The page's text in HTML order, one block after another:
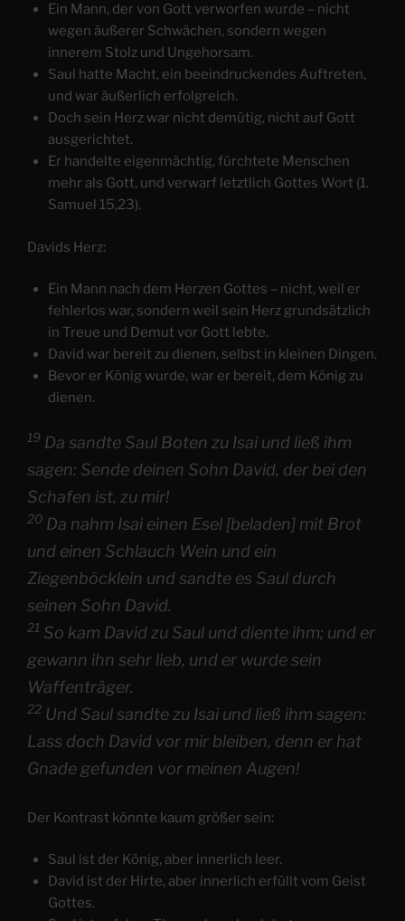
Ein Mann, der von Gott verworfen wurde – nicht
wegen äußerer Schwächen, sondern wegen
innerem Stolz und Ungehorsam.
Saul hatte Macht, ein beeindruckendes Auftreten,
und war äußerlich erfolgreich.
Doch sein Herz war nicht demütig, nicht auf Gott
ausgerichtet.
Er handelte eigenmächtig, fürchtete Menschen
mehr als Gott, und verwarf letztlich Gottes Wort (1.
Samuel 15,23).
Davids Herz:
Ein Mann nach dem Herzen Gottes – nicht, weil er
fehlerlos war, sondern weil sein Herz grundsätzlich
in Treue und Demut vor Gott lebte.
David war bereit zu dienen, selbst in kleinen Dingen.
Bevor er König wurde, war er bereit, dem König zu
dienen.
19 Da sandte Saul Boten zu Isai und ließ ihm
sagen: Sende deinen Sohn David, der bei den
Schafen ist, zu mir!
20 Da nahm Isai einen Esel [beladen] mit Brot
und einen Schlauch Wein und ein
Ziegenböcklein und sandte es Saul durch
seinen Sohn David.
21 So kam David zu Saul und diente ihm; und er
gewann ihn sehr lieb, und er wurde sein
Waffenträger.
22 Und Saul sandte zu Isai und ließ ihm sagen:
Lass doch David vor mir bleiben, denn er hat
Gnade gefunden vor meinen Augen!
Der Kontrast könnte kaum größer sein:
Saul ist der König, aber innerlich leer.
David ist der Hirte, aber innerlich erfüllt vom Geist
Gottes.